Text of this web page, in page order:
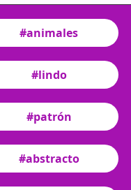
#animales
#lindo
#patrón
#abstracto